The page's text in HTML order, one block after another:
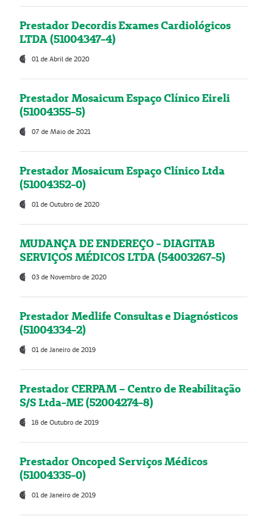
Prestador Decordis Exames Cardiológicos
LTDA (51004347-4)
01 de Abril de 2020
Prestador Mosaicum Espaço Clínico Eireli
(51004355-5)
07 de Maio de 2021
Prestador Mosaicum Espaço Clínico Ltda
(51004352-0)
01 de Outubro de 2020
MUDANÇA DE ENDEREÇO - DIAGITAB
SERVIÇOS MÉDICOS LTDA (54003267-5)
03 de Novembro de 2020
Prestador Medlife Consultas e Diagnósticos
(51004334-2)
01 de Janeiro de 2019
Prestador CERPAM – Centro de Reabilitação
S/S Ltda-ME (52004274-8)
18 de Outubro de 2019
Prestador Oncoped Serviços Médicos
(51004335-0)
01 de Janeiro de 2019